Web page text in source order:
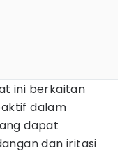
ini berkaitan
dalam
dapat
dan iritasi